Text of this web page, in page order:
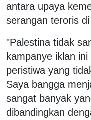
antara upaya
serangan teroris
"Palestina tidak
kampanye iklan
peristiwa yang
Saya bangga
sangat banyak
dibandingkan